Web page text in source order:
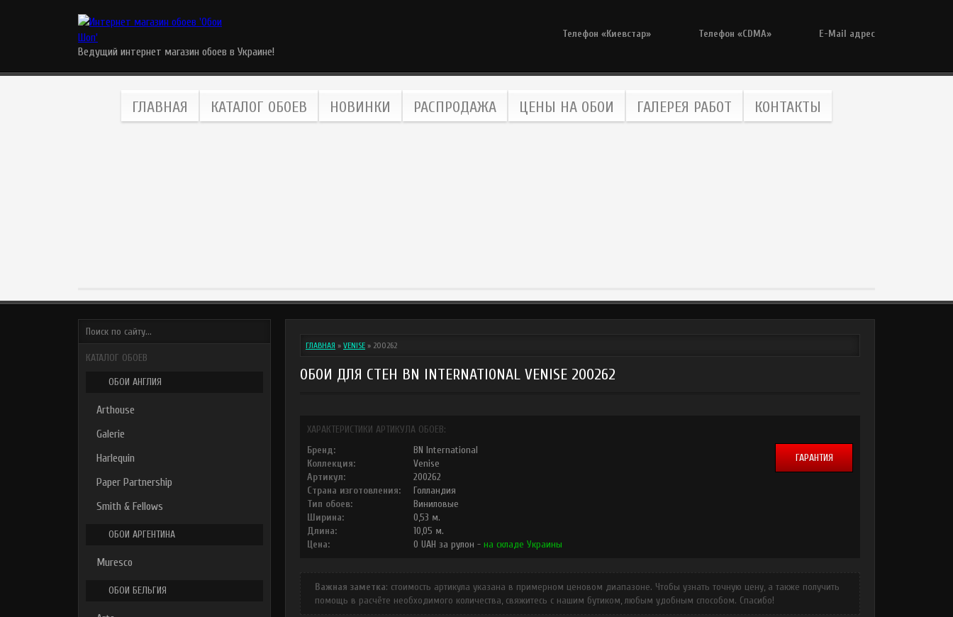
Ведущий интернет магазин обоев в Украине!
E-Mail адрес
Телефон «CDMA»
Телефон «Киевстар»
ГЛАВНАЯ КАТАЛОГ ОБОЕВ НОВИНКИ РАСПРОДАЖА ЦЕНЫ НА ОБОИ ГАЛЕРЕЯ РАБОТ КОНТАКТЫ
КАТАЛОГ ОБОЕВ
ОБОИ АНГЛИЯ
Arthouse
Galerie
Harlequin
Paper Partnership
Smith & Fellows
ОБОИ АРГЕНТИНА
Muresco
ОБОИ БЕЛЬГИЯ
ГЛАВНАЯ » VENISE » 200262
ОБОИ ДЛЯ СТЕН BN INTERNATIONAL VENISE 200262
ХАРАКТЕРИСТИКИ АРТИКУЛА ОБОЕВ:
Бренд:
BN International
ГАРАНТИЯ
Коллекция:
Venise
Артикул:
200262
Страна изготовления:
Голландия
Тип обоев:
Виниловые
Ширина:
0,53 м.
Длина:
10,05 м.
Цена:
0 UAH за рулон - на складе Украины
Важная заметка: стоимость артикула указана в примерном ценовом диапазоне. Чтобы узнать точную цену, а также получить
помощь в расчёте необходимого количества, свяжитесь с нашим бутиком, любым удобным способом. Спасибо!